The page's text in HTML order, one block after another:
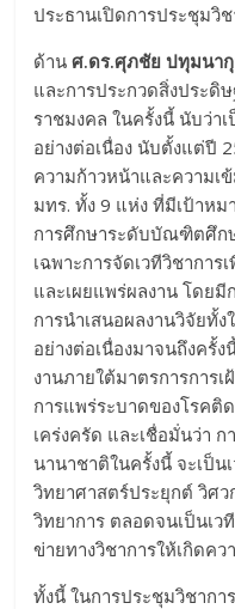
ประธานเปิดการประชุมวิ
ด้านศ.ดร.ศุภชัย ปทุมนา
และการประกวดสิ่งประดิ
ราชมงคล ในครั้งนี้ นับว่า
อย่างต่อเนื่อง นับตั้งแต่ปี
ความก้าวหน้าและความ
มทร. ทั้ง 9 แห่ง ที่มีเป้าห
การศึกษาระดับบัณฑิตศึก
เฉพาะการจัดเวทีวิชาการ
และเผยแพร่ผลงาน โดย
การนำเสนอผลงานวิจัยทั้
อย่างต่อเนื่องมาจนถึงครั้
งานภายใต้มาตรการการ
การแพร่ระบาดของโรคติ
เคร่งครัด และเชื่อมั่นว่า
นานาชาติในครั้งนี้ จะเป็น
วิทยาศาสตร์ประยุกต์ วิศ
วิทยาการ ตลอดจนเป็นเว
ข่ายทางวิชาการให้เกิดค
ทั้งนี้ ในการประชุมวิชากา